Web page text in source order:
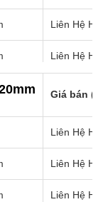
Liên Hệ
Liên Hệ
Liên Hệ
Liên Hệ
Liên Hệ
Liên Hệ
Giá bán
Liên Hệ
Liên Hệ
Liên Hệ